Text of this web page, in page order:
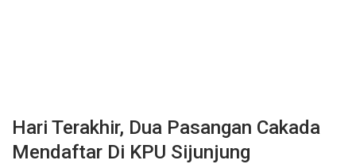
Hari Terakhir, Dua Pasangan Cakada
Mendaftar Di KPU Sijunjung